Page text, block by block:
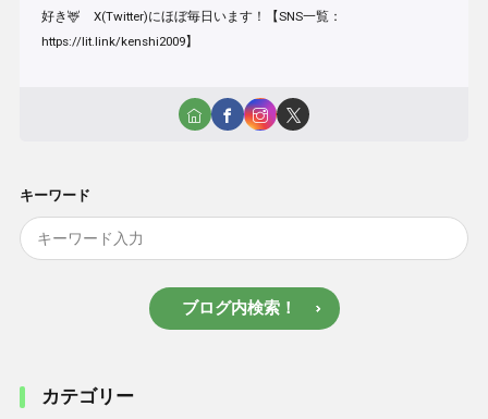
好き🦌 X(Twitter)にほぼ毎日います！【SNS一覧：
https://lit.link/kenshi2009】
キーワード
ブログ内検索！
カテゴリー